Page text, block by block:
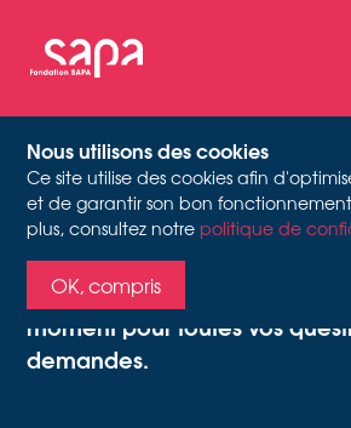
Nous utilisons des cookies
Ce site utilise des cookies afin
et de garantir son bon
plus, consultez notrepolitique de
OK, compris
CONTACT
Nous sommes à votre
moment pour toutes vos
demandes.